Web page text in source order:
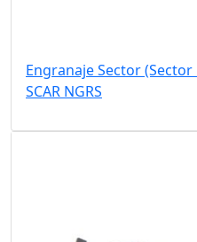
Engranaje Sector
SCAR NGRS